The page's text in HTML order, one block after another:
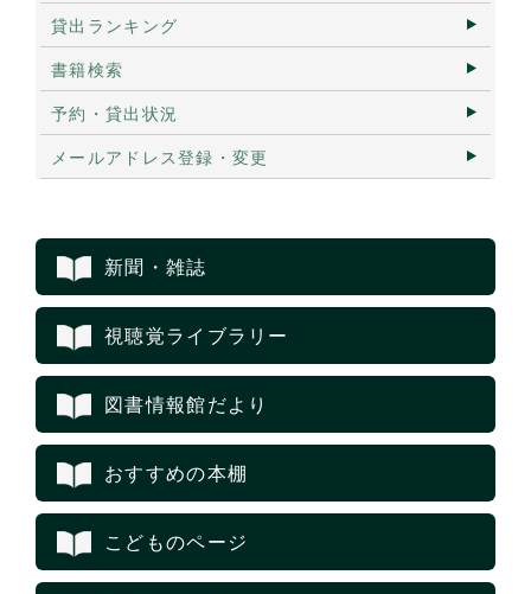
貸出ランキング
書籍検索
予約・貸出状況
メールアドレス登録・変更
新聞・雑誌
視聴覚ライブラリー
図書情報館だより
おすすめの本棚
こどものページ